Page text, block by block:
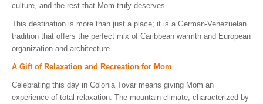
culture, and the rest that Mom truly deserves.
This destination is more than just a place; it is a German-Venezuelan
tradition that offers the perfect mix of Caribbean warmth and European
organization and architecture.
A Gift of Relaxation and Recreation for Mom
Celebrating this day in Colonia Tovar means giving Mom an
experience of total relaxation. The mountain climate, characterized by